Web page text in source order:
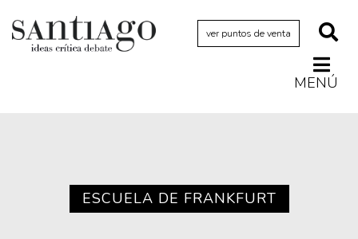
ver puntos de venta
MENÚ
Artes visualesESCUELA DE FRANKFURT